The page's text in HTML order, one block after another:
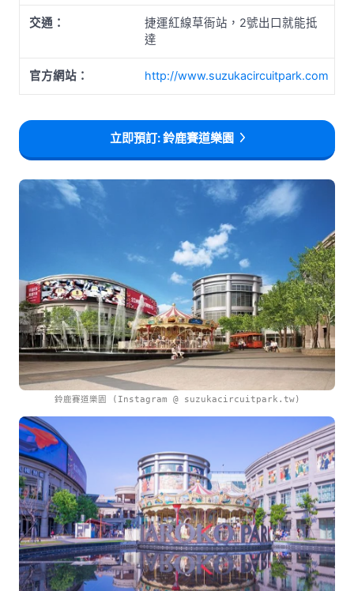
交通：
捷運紅線草衙站，2號出口就能抵
達
官方網站： http://www.suzukacircuitpark.com
立即預訂: 鈴鹿賽道樂園
鈴鹿賽道樂園 (Instagram @ suzukacircuitpark.tw)